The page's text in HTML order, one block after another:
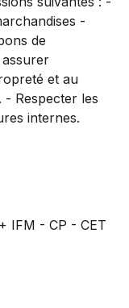
-
de
et au
- Respecter les
internes.
IFM - CP - CET